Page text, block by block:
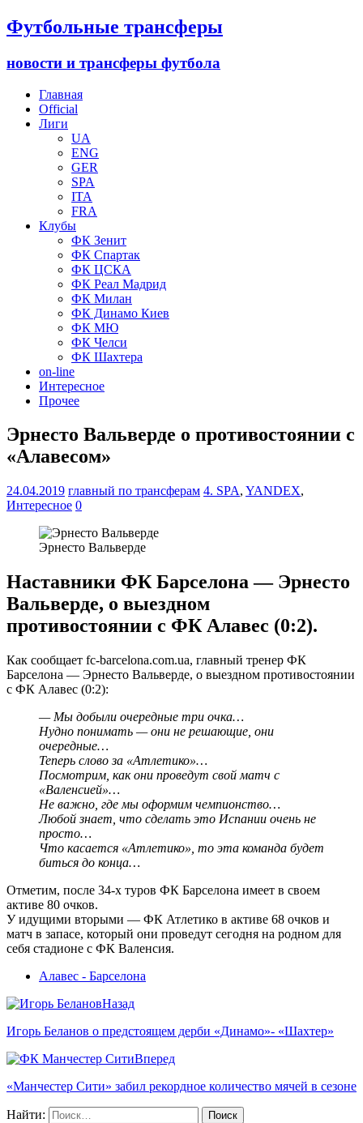
Футбольные трансферы
новости и трансферы футбола
Главная
Official
Лиги
UA
ENG
GER
SPA
ITA
FRA
Клубы
ФК Зенит
ФК Спартак
ФК ЦСКА
ФК Реал Мадрид
ФК Милан
ФК Динамо Киев
ФК МЮ
ФК Челси
ФК Шахтера
on-line
Интересное
Прочее
Эрнесто Вальверде о противостоянии с
«Алавесом»
24.04.2019 главный по трансферам 4. SPA, YANDEX,
Интересное 0
Эрнесто Вальверде
Наставники ФК Барселона — Эрнесто
Вальверде, о выездном
противостоянии с ФК Алавес (0:2).
Как сообщает fc-barcelona.com.ua, главный тренер ФК
Барселона — Эрнесто Вальверде, о выездном противостоянии
с ФК Алавес (0:2):
— Мы добыли очередные три очка…
Нудно понимать — они не решающие, они
очередные…
Теперь слово за «Атлетико»…
Посмотрим, как они проведут свой матч с
«Валенсией»…
Не важно, где мы оформим чемпионство…
Любой знает, что сделать это Испании очень не
просто…
Что касается «Атлетико», то эта команда будет
биться до конца…
Отметим, после 34-х туров ФК Барселона имеет в своем
активе 80 очков.
У идущими вторыми — ФК Атлетико в активе 68 очков и
матч в запасе, который они проведут сегодня на родном для
себя стадионе с ФК Валенсия.
Алавес - Барселона
Назад
Игорь Беланов о предстоящем дерби «Динамо»- «Шахтер»
Вперед
«Манчестер Сити» забил рекордное количество мячей в сезоне
Найти: